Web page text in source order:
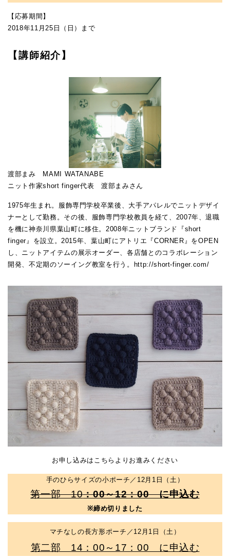
【応募期間】
2018年11月25日（日）まで
【講師紹介】
渡部まみ MAMI WATANABE
ニット作家short finger代表 渡部まみさん
1975年生まれ。服飾専門学校卒業後、大手アパレルでニットデザイ
ナーとして勤務。その後、服飾専門学校教員を経て、2007年、退職
を機に神奈川県葉山町に移住。2008年ニットブランド『short
finger』を設立。2015年、葉山町にアトリエ『CORNER』をOPEN
し、ニットアイテムの展示オーダー、各店舗とのコラボレーション
開発、不定期のソーイング教室を行う。http://short-finger.com/
お申し込みはこちらよりお進みください
手のひらサイズの小ポーチ／12月1日（土）
第一部 10：00～12：00 に申込む
※締め切りました
マチなしの長方形ポーチ／12月1日（土）
第二部 14：00～17：00 に申込む